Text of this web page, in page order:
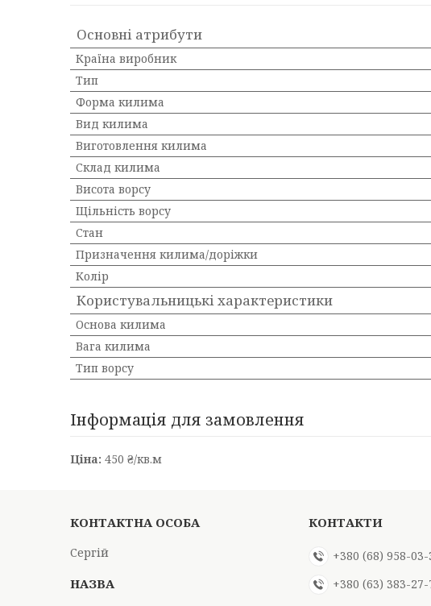
Основні атрибути
Країна виробник
Тип
Форма килима
Вид килима
Виготовлення килима
Склад килима
Висота ворсу
Щільність ворсу
Стан
Призначення килима/доріжки
Колір
Користувальницькі характеристики
Основа килима
Вага килима
Тип ворсу
Інформація для замовлення
Ціна: 450 ₴/кв.м
Сергій
+380 (68) 958-03-
+380 (63) 383-27-